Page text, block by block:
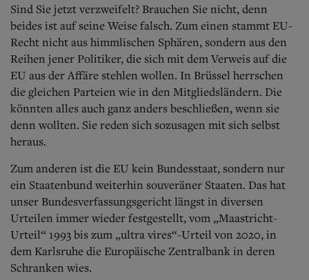
Sind Sie jetzt verzweifelt? Brauchen Sie nicht, denn
beides ist auf seine Weise falsch. Zum einen stammt EU-
Recht nicht aus himmlischen Sphären, sondern aus den
Reihen jener Politiker, die sich mit dem Verweis auf die
EU aus der Affäre stehlen wollen. In Brüssel herrschen
die gleichen Parteien wie in den Mitgliedsländern. Die
könnten alles auch ganz anders beschließen, wenn sie
denn wollten. Sie reden sich sozusagen mit sich selbst
heraus.
Zum anderen ist die EU kein Bundesstaat, sondern nur
ein Staatenbund weiterhin souveräner Staaten. Das hat
unser Bundesverfassungsgericht längst in diversen
Urteilen immer wieder festgestellt, vom „Maastricht-
Urteil“ 1993 bis zum „ultra vires“-Urteil von 2020, in
dem Karlsruhe die Europäische Zentralbank in deren
Schranken wies.